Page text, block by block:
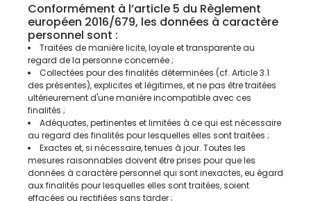
Conformément à l’article 5 du Règlement
européen 2016/679, les données à caractère
personnel sont :
Traitées de manière licite, loyale et transparente au
regard de la personne concernée ;
Collectées pour des finalités déterminées (cf. Article 3.1
des présentes), explicites et légitimes, et ne pas être traitées
ultérieurement d'une manière incompatible avec ces
finalités ;
Adéquates, pertinentes et limitées à ce qui est nécessaire
au regard des finalités pour lesquelles elles sont traitées ;
Exactes et, si nécessaire, tenues à jour. Toutes les
mesures raisonnables doivent être prises pour que les
données à caractère personnel qui sont inexactes, eu égard
aux finalités pour lesquelles elles sont traitées, soient
effacées ou rectifiées sans tarder ;